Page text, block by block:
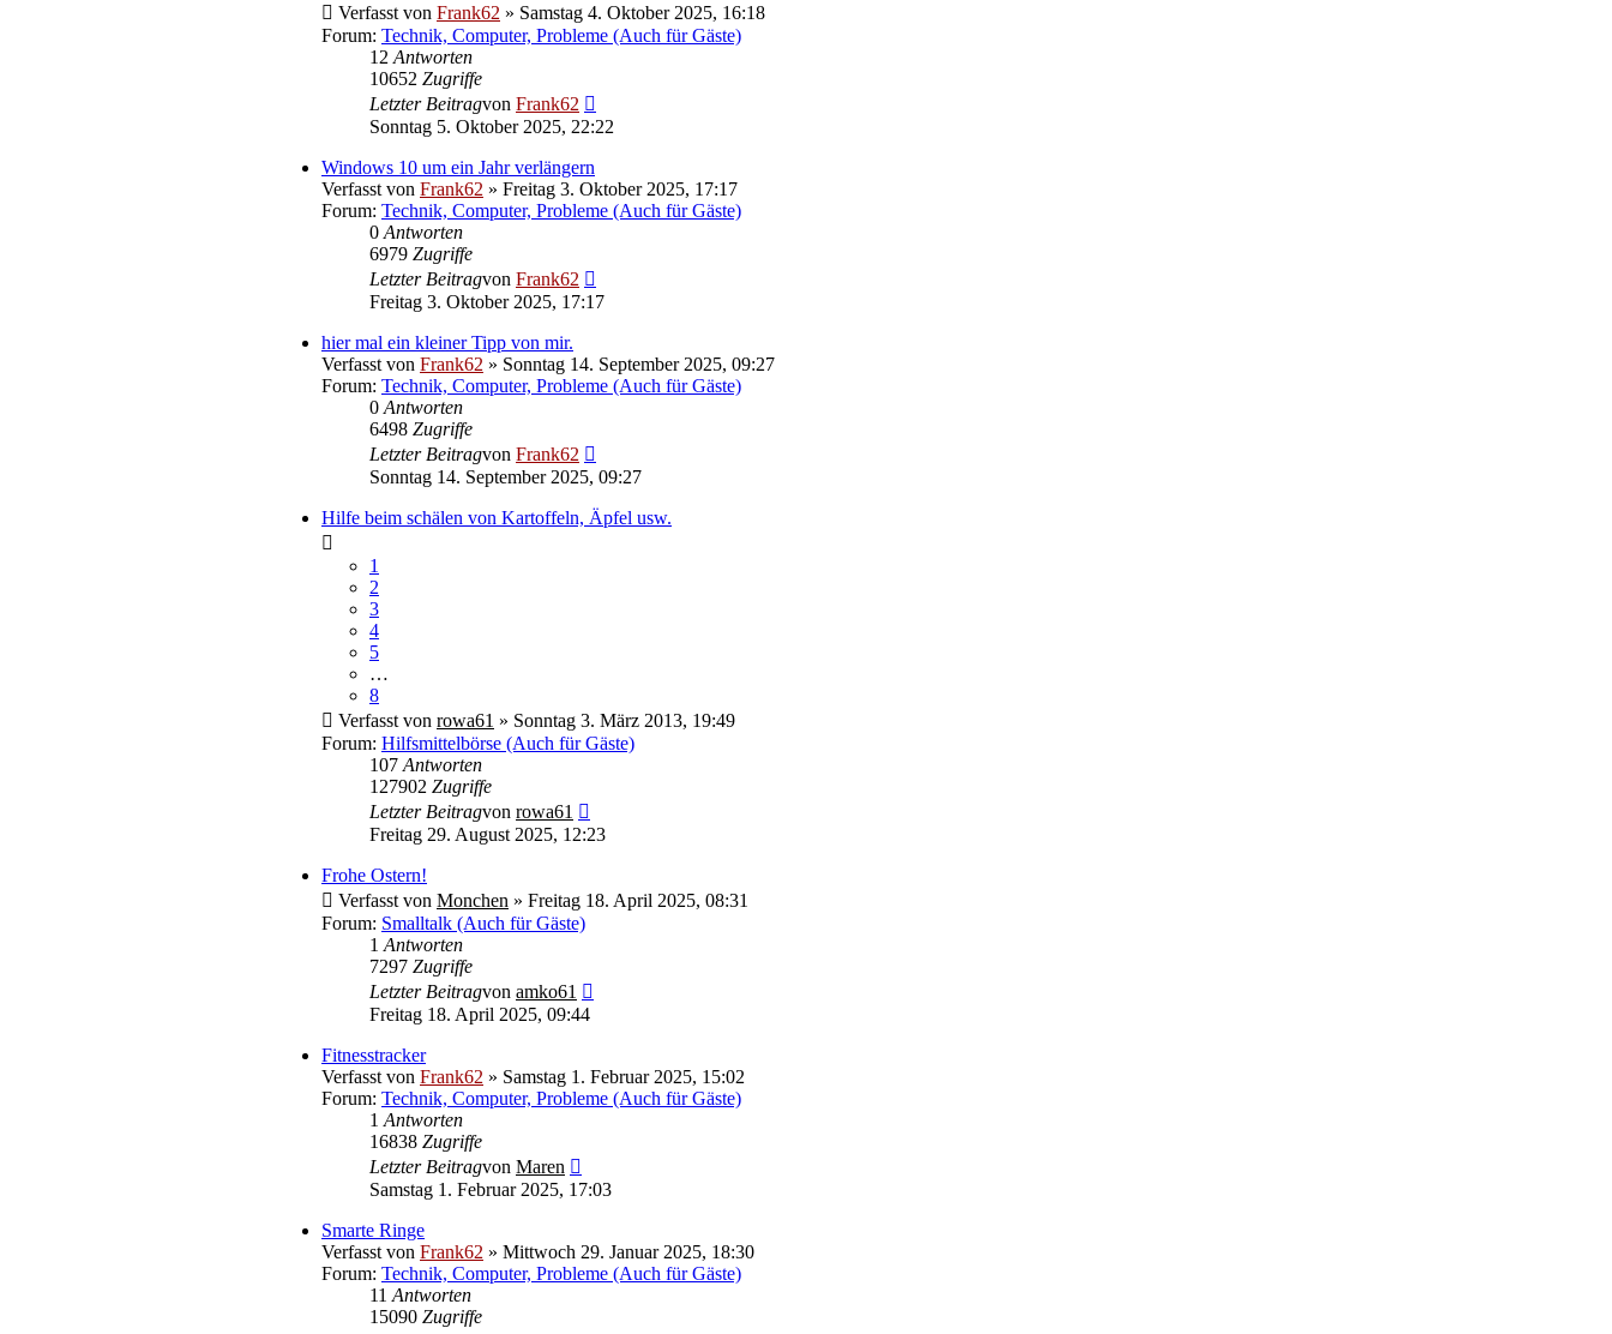
Verfasst von Frank62 » Samstag 4. Oktober 2025, 16:18
Forum: Technik, Computer, Probleme (Auch für Gäste)
12 Antworten
10652 Zugriffe
Letzter Beitragvon Frank62
Beitrag
Sonntag 5. Oktober 2025, 22:22
Windows 10 um ein Jahr verlängern
Verfasst von Frank62 » Freitag 3. Oktober 2025, 17:17
Forum: Technik, Computer, Probleme (Auch für Gäste)
0 Antworten
6979 Zugriffe
Letzter Beitragvon Frank62
Beitrag
Freitag 3. Oktober 2025, 17:17
hier mal ein kleiner Tipp von mir.
Verfasst von Frank62 » Sonntag 14. September 2025, 09:27
Forum: Technik, Computer, Probleme (Auch für Gäste)
0 Antworten
6498 Zugriffe
Letzter Beitragvon Frank62
Beitrag
Sonntag 14. September 2025, 09:27
Hilfe beim schälen von Kartoffeln, Äpfel usw.
1
2
3
4
5
…
8
Verfasst von rowa61 » Sonntag 3. März 2013, 19:49
Forum: Hilfsmittelbörse (Auch für Gäste)
107 Antworten
127902 Zugriffe
Letzter Beitragvon rowa61
Beitrag
Freitag 29. August 2025, 12:23
Frohe Ostern!
Verfasst von Monchen » Freitag 18. April 2025, 08:31
Forum: Smalltalk (Auch für Gäste)
1 Antworten
7297 Zugriffe
Letzter Beitragvon amko61
Freitag 18. April 2025, 09:44
Fitnesstracker
Verfasst von Frank62 » Samstag 1. Februar 2025, 15:02
Forum: Technik, Computer, Probleme (Auch für Gäste)
1 Antworten
16838 Zugriffe
Letzter Beitragvon Maren
Beitrag
Samstag 1. Februar 2025, 17:03
Smarte Ringe
Verfasst von Frank62 » Mittwoch 29. Januar 2025, 18:30
Forum: Technik, Computer, Probleme (Auch für Gäste)
11 Antworten
15090 Zugriffe